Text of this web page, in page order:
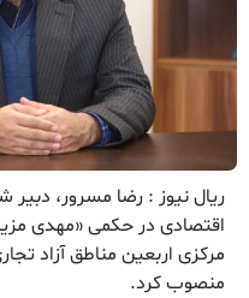
ریال نیوز : رضا مسرور، دبیر
اقتصادی در حکمی «مهدی
مرکزی اربعین مناطق آزاد
منصوب کرد.